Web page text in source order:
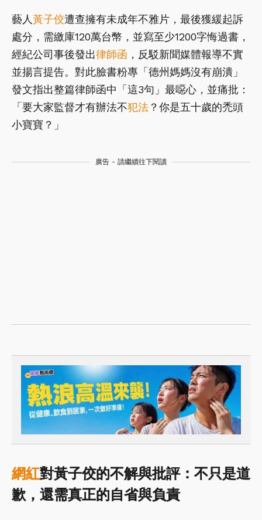
藝人黃子佼遭查擁有未成年不雅片，最後獲緩起訴
處分，需繳庫120萬台幣，並寫至少1200字悔過書，
經紀公司事後發出律師函 ，反駁新聞媒體報導不實
並揚言提告。對此臉書粉專「德州媽媽沒有崩潰」
發文指出整篇律師函中「這3句」最噁心，並痛批：
「要大家監督才有辦法不犯法 ？你是五十歲的禿頭
小寶寶？」
廣告 - 請繼續往下閱讀
網紅對黃子佼的不解與批評：不只是道
歉，還需真正的自省與負責